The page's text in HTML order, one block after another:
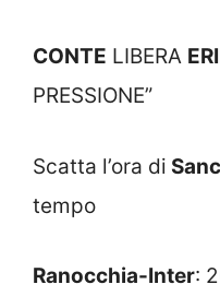
CONTE LIBERA
PRESSIONE”
Scatta l’ora di
tempo
Ranocchia-Inter: